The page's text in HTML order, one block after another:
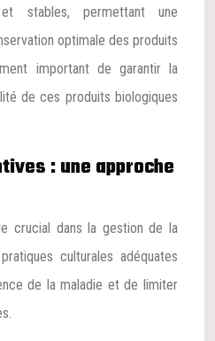
stables, permettant une
optimale des produits
important de garantir la
de ces produits biologiques
: une approche
crucial dans la gestion de la
culturales adéquates
de la maladie et de limiter